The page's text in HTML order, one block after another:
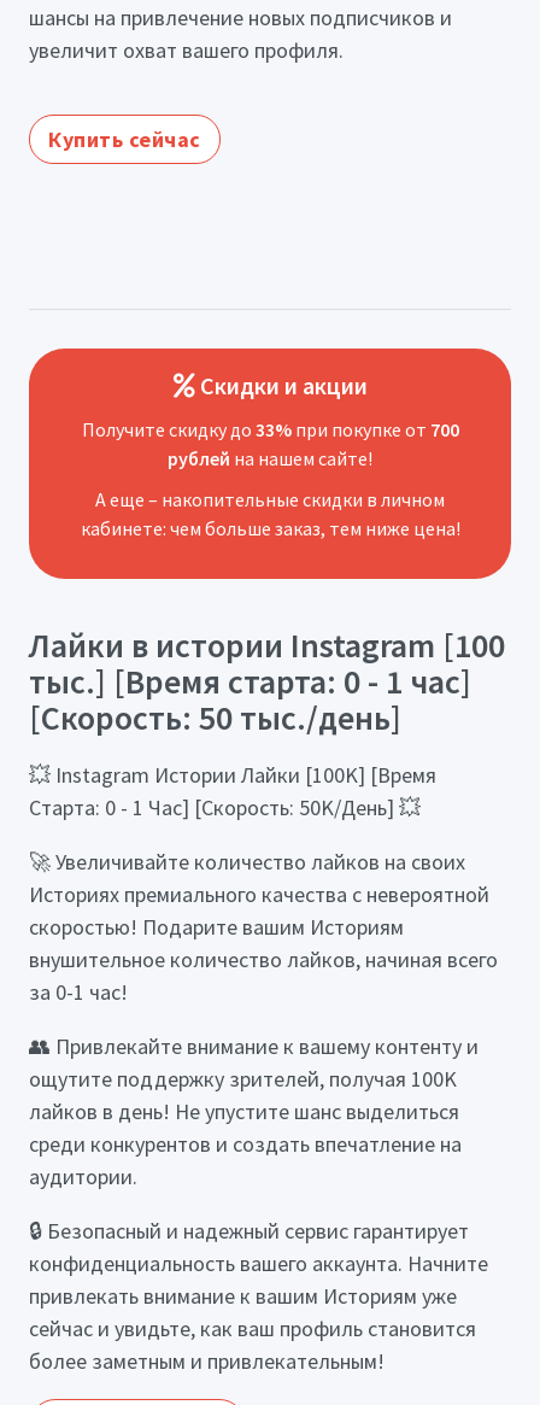
шансы на привлечение новых подписчиков и
увеличит охват вашего профиля.
Купить сейчас
Скидки и акции
Получите скидку до 33%при покупке от 700
рублей на нашем сайте!
А еще – накопительные скидки в личном
кабинете: чем больше заказ, тем ниже цена!
Лайки в истории Instagram [100
тыс.] [Время старта: 0 - 1 час]
[Скорость: 50 тыс./день]
💥 Instagram Истории Лайки [100K] [Время
Старта: 0 - 1 Час] [Скорость: 50K/День] 💥
🚀 Увеличивайте количество лайков на своих
Историях премиального качества с невероятной
скоростью! Подарите вашим Историям
внушительное количество лайков, начиная всего
за 0-1 час!
👥 Привлекайте внимание к вашему контенту и
ощутите поддержку зрителей, получая 100K
лайков в день! Не упустите шанс выделиться
среди конкурентов и создать впечатление на
аудитории.
🔒 Безопасный и надежный сервис гарантирует
конфиденциальность вашего аккаунта. Начните
привлекать внимание к вашим Историям уже
сейчас и увидьте, как ваш профиль становится
более заметным и привлекательным!